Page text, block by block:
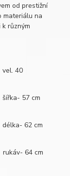
od prestižní
materiálu na
různým
40
šířka- 57 cm
délka- 62 cm
rukáv- 64 cm